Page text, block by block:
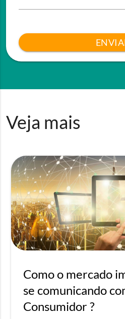
Veja mais
Como o mercado
se comunicando
Consumidor ?